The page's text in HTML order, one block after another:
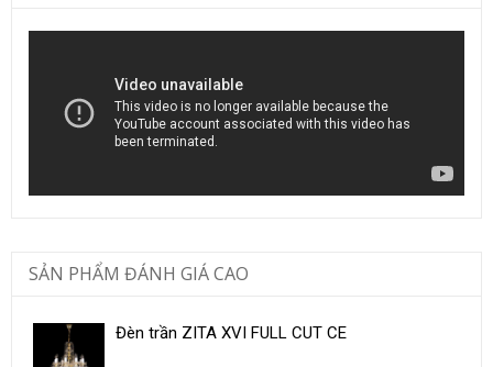
SẢN PHẨM ĐÁNH GIÁ CAO
Đèn trần ZITA XVI FULL CUT CE